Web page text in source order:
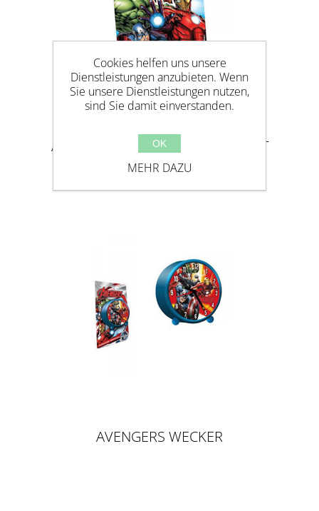
AVENGERS STICKER & KREATIVSET
AVENGERS WECKER
Cookies helfen uns unsere
Dienstleistungen anzubieten. Wenn
Sie unsere Dienstleistungen nutzen,
sind Sie damit einverstanden.
OK
MEHR DAZU